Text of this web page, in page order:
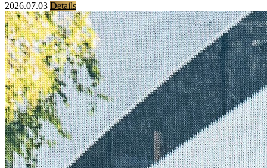
2026.07.03 Details